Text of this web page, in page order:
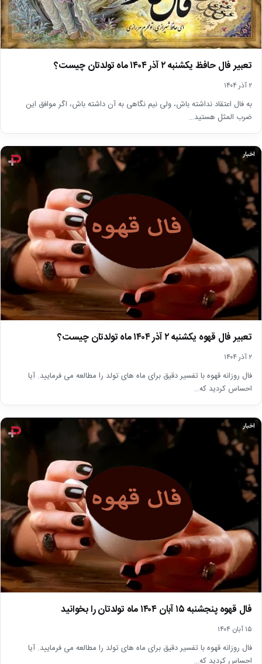
تعبیر فال حافظ یکشنبه ۲ آذر ۱۴۰۴ ماه تولدتان چیست؟
۲ آذر ۱۴۰۴
به فال اعتقاد نداشته باش، ولی نیم نگاهی به آن داشته باش، اگر موافق این
ضرب المثل هستید…
اخبار
تعبیر فال قهوه یکشنبه ۲ آذر ۱۴۰۴ ماه تولدتان چیست؟
۲ آذر ۱۴۰۴
فال روزانه قهوه با تفسیر دقیق برای ماه های تولد را مطالعه می فرمایید. آیا
احساس کردید که…
اخبار
فال قهوه پنجشنبه ۱۵ آبان ۱۴۰۴ ماه تولدتان را بخوانید
۱۵ آبان ۱۴۰۴
فال روزانه قهوه با تفسیر دقیق برای ماه های تولد را مطالعه می فرمایید. آیا
احساس کردید که…